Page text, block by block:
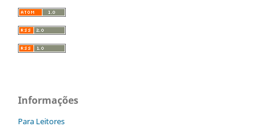
Informações
Para Leitores